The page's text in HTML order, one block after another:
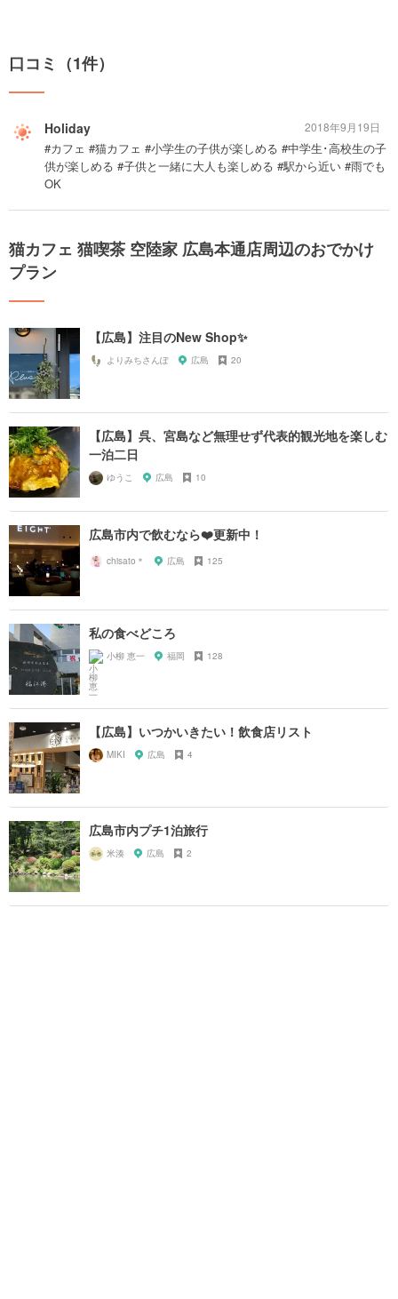
口コミ（1件）
Holiday
#カフェ #猫カフェ #小学生の子供が楽しめる #中学生･高校生の子
供が楽しめる #子供と一緒に大人も楽しめる #駅から近い #雨でも
OK
2018年9月19日
猫カフェ 猫喫茶 空陸家 広島本通店周辺のおでかけ
プラン
【広島】注目のNew Shop✨
よりみちさんぽ 広島 20
【広島】呉、宮島など無理せず代表的観光地を楽しむ
一泊二日
ゆうこ 広島 10
広島市内で飲むなら❤️更新中！
chisato＊ 広島 125
私の食べどころ
小柳 恵一 福岡 128
【広島】いつかいきたい！飲食店リスト
MIKI 広島 4
広島市内プチ1泊旅行
米湊 広島 2